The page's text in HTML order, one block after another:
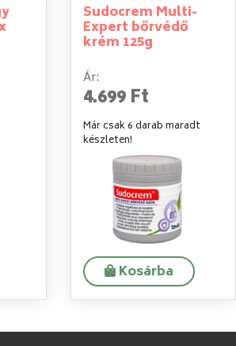
Sudocrem Multi-
Expert bőrvédő
krém 125g
Ár:
4.699 Ft
Már csak 6 darab maradt
készleten!
Kosárba